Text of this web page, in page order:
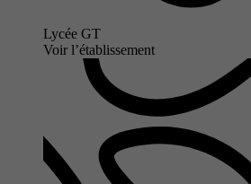
Lycée GT
Voir l’établissement